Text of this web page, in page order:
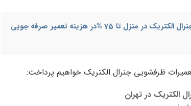
الکتریک در منزل
تا 75 %در هزینه تعمیر صرفه جویی
ظرفشویی جنرال الکتریک خواهیم پرداخت:
الکتریک در تهران